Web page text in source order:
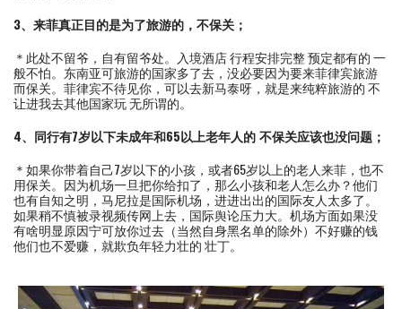
3、来菲真正目的是为了旅游的，不保关；
＊此处不留爷，自有留爷处。入境酒店 行程安排完整 预定都有的 一
般不怕。东南亚可旅游的国家多了去，没必要因为要来菲律宾旅游
而保关。菲律宾不待见你，可以去新马泰呀，就是来纯粹旅游的 不
让进我去其他国家玩 无所谓的。
4、同行有7岁以下未成年和65以上老年人的 不保关应该也没问题；
＊如果你带着自己7岁以下的小孩，或者65岁以上的老人来菲，也不
用保关。因为机场一旦把你给扣了，那么小孩和老人怎么办？他们
也有自知之明，马尼拉是国际机场，进进出出的国际友人太多了。
如果稍不慎被录视频传网上去，国际舆论压力大。机场方面如果没
有啥明显原因宁可放你过去（当然自身黑名单的除外）不好赚的钱
他们也不爱赚，就欺负年轻力壮的 壮丁。